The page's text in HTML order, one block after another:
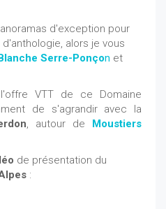
d'exception pour
alors je vous
Serre-Ponçon et
VTT de ce Domaine
de s'agrandir avec la
, autour de Moustiers
de présentation du
: